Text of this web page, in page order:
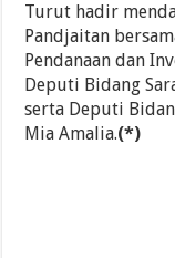
Turut hadir
Pandjaitan
Pendanaan dan
Deputi Bidang
serta Deputi
Mia Amalia.(*)